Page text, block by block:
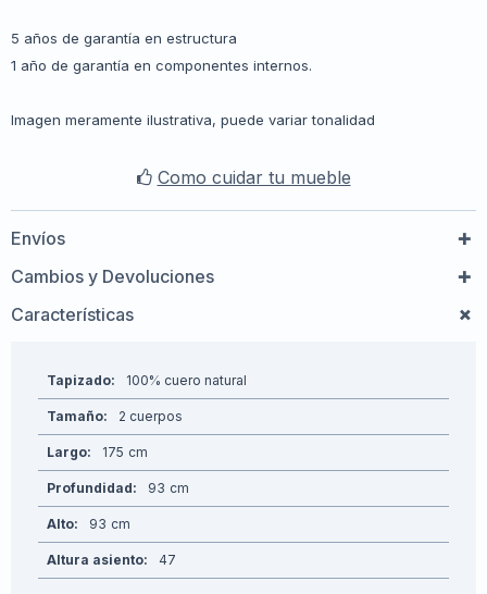
5 años de garantía en estructura
1 año de garantía en componentes internos.
Imagen meramente ilustrativa, puede variar tonalidad
Como cuidar tu mueble
Envíos
Cambios y Devoluciones
Características
Tapizado 100% cuero natural
Tamaño 2 cuerpos
Largo 175
Profundidad 93
Alto 93
Altura asiento 47